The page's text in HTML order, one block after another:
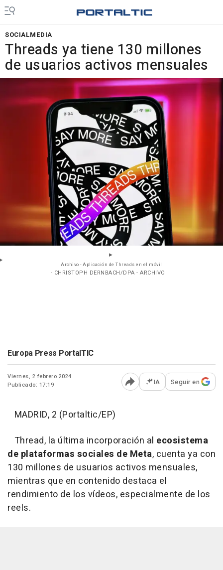
SOCIALMEDIA
Threads ya tiene 130 millones
de usuarios activos mensuales
Archivo - Aplicación de Threads en el móvil
- CHRISTOPH DERNBACH/DPA - ARCHIVO
Europa Press PortalTIC
Viernes, 2 febrero 2024
Publicado: 17:19
Abrir opciones para
IA Seguir en
MADRID, 2 (Portaltic/EP)
Thread, la última incorporación al ecosistema
de plataformas sociales de Meta, cuenta ya con
130 millones de usuarios activos mensuales,
mientras que en contenido destaca el
rendimiento de los vídeos, especialmente de los
reels.